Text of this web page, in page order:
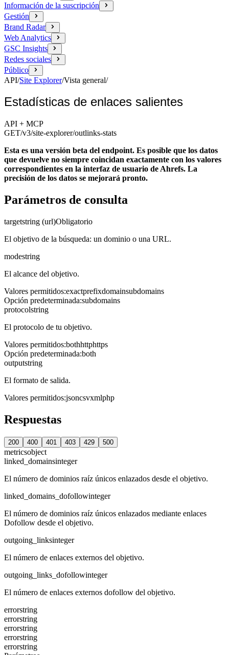
Información de la suscripción
Gestión
Brand Radar
Web Analytics
GSC Insights
Redes sociales
Público
API/Site Explorer/Vista general/
Estadísticas de enlaces salientes
API + MCP
GET/v3/site-explorer/outlinks-stats
Esta es una versión beta del endpoint. Es posible que los datos
que devuelve no siempre coincidan exactamente con los valores
correspondientes en la interfaz de usuario de Ahrefs. La
precisión de los datos se mejorará pronto.
Parámetros de consulta
targetstring (url)Obligatorio
El objetivo de la búsqueda: un dominio o una URL.
modestring
El alcance del objetivo.
Valores permitidos:exactprefixdomainsubdomains
Opción predeterminada:subdomains
protocolstring
El protocolo de tu objetivo.
Valores permitidos:bothhttphttps
Opción predeterminada:both
outputstring
El formato de salida.
Valores permitidos:jsoncsvxmlphp
Respuestas
200 400 401 403 429 500
metricsobject
linked_domainsinteger
El número de dominios raíz únicos enlazados desde el objetivo.
linked_domains_dofollowinteger
El número de dominios raíz únicos enlazados mediante enlaces
Dofollow desde el objetivo.
outgoing_linksinteger
El número de enlaces externos del objetivo.
outgoing_links_dofollowinteger
El número de enlaces externos dofollow del objetivo.
errorstring
errorstring
errorstring
errorstring
errorstring